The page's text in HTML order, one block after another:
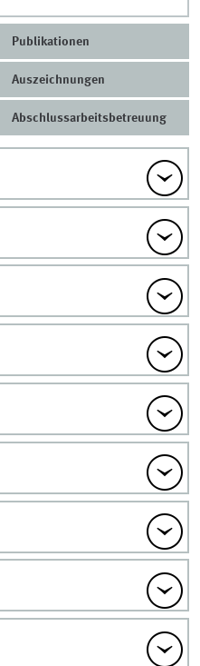
Publikationen
Auszeichnungen
Abschlussarbeitsbetreuung